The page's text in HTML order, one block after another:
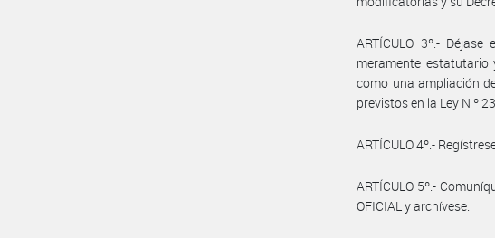
ARTÍCULO 3º.-
meramente
como una ampliación
previstos en la Ley N º
ARTÍCULO 4º.-
ARTÍCULO 5º.-
OFICIAL y archívese.